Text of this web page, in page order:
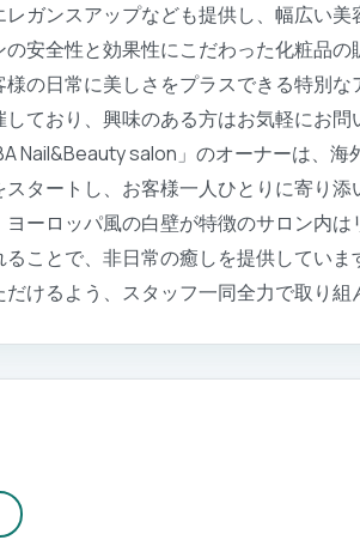
レガンスアップなども提供し、幅広い
の安全性と効果性にこだわった化粧品
様の日常に美しさをプラスできる特別
しており、興味のある方はお気軽にお
Nail&Beauty salon」のオーナーは、
スタートし、お客様一人ひとりに寄り
ヨーロッパ風の白壁が特徴のサロン内
ることで、非日常の癒しを提供してい
だけるよう、スタッフ一同全力で取り組